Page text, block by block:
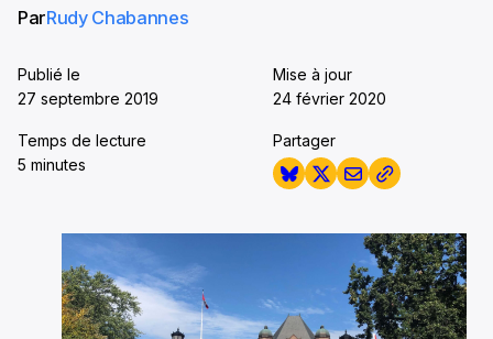
ParRudy Chabannes
Publié le
27 septembre 2019
Mise à jour
24 février 2020
Temps de lecture
5 minutes
Partager